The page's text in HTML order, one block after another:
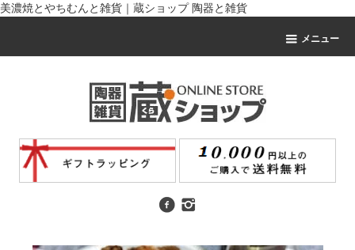
美濃焼とやちむんと雑貨｜蔵ショップ 陶器と雑貨
メニュー